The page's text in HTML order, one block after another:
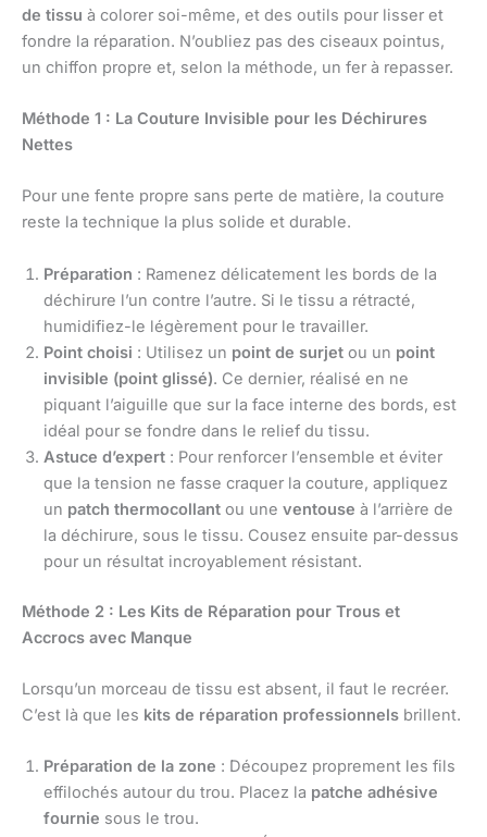
de tissu à colorer soi-même, et des outils pour lisser et
fondre la réparation. N’oubliez pas des ciseaux pointus,
un chiffon propre et, selon la méthode, un fer à repasser.
Méthode 1 : La Couture Invisible pour les Déchirures
Nettes
Pour une fente propre sans perte de matière, la couture
reste la technique la plus solide et durable.
Préparation : Ramenez délicatement les bords de la
déchirure l’un contre l’autre. Si le tissu a rétracté,
humidifiez-le légèrement pour le travailler.
Point choisi : Utilisez un point de surjet ou un point
invisible (point glissé). Ce dernier, réalisé en ne
piquant l’aiguille que sur la face interne des bords, est
idéal pour se fondre dans le relief du tissu.
Astuce d’expert : Pour renforcer l’ensemble et éviter
que la tension ne fasse craquer la couture, appliquez
un patch thermocollant ou une ventouse à l’arrière de
la déchirure, sous le tissu. Cousez ensuite par-dessus
pour un résultat incroyablement résistant.
Méthode 2 : Les Kits de Réparation pour Trous et
Accrocs avec Manque
Lorsqu’un morceau de tissu est absent, il faut le recréer.
C’est là que les kits de réparation professionnels brillent.
Préparation de la zone : Découpez proprement les fils
effilochés autour du trou. Placez la patche adhésive
fournie sous le trou.